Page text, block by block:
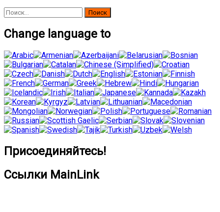
Найти:
Change language to
Присоединяйтесь!
Ссылки MainLink